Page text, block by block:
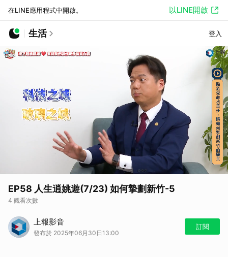
在LINE應用程式中開啟。 以LINE開啟
生活 登入
EP58 人生逍姚遊(7/23) 如何摯劃新竹-5
4 觀看次數
上報影音
發布於 2025年06月30日13:00
訂閱